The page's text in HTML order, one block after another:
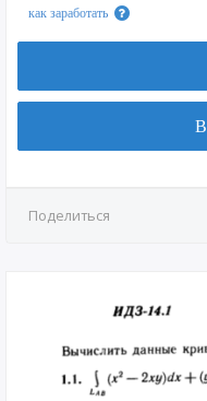
как заработать
Поделиться